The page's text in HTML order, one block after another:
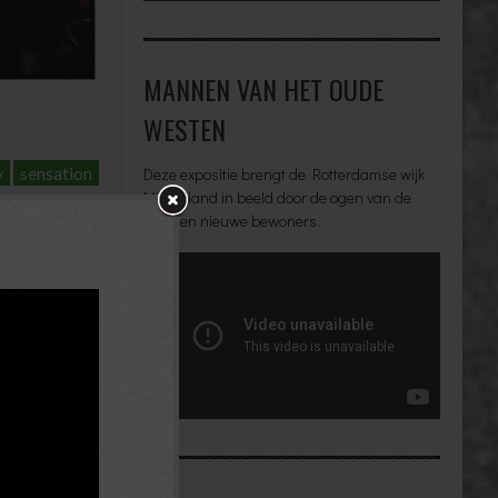
sensation
race om het
MANNEN VAN HET OUDE
WESTEN
Deze expositie brengt de Rotterdamse wijk
Middelland in beeld door de ogen van de
oude en nieuwe bewoners.